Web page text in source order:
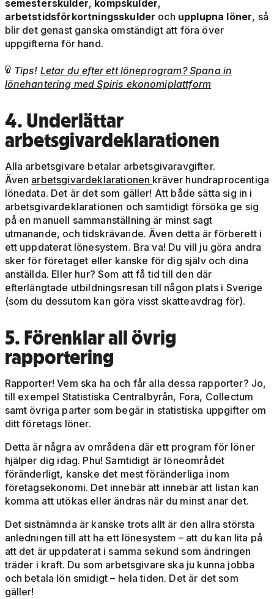
semesterskulder, kompskulder,
arbetstidsförkortningsskulder och upplupna löner, så
blir det genast ganska omständigt att föra över
uppgifterna för hand.
 Tips! Letar du efter ett löneprogram? Spana in
lönehantering med Spiris ekonomiplattform
4. Underlättar
arbetsgivardeklarationen
Alla arbetsgivare betalar arbetsgivaravgifter.
Även arbetsgivardeklarationen kräver hundraprocentiga
lönedata. Det är det som gäller! Att både sätta sig in i
arbetsgivardeklarationen och samtidigt försöka ge sig
på en manuell sammanställning är minst sagt
utmanande, och tidskrävande. Även detta är förberett i
ett uppdaterat lönesystem. Bra va! Du vill ju göra andra
sker för företaget eller kanske för dig själv och dina
anställda. Eller hur? Som att få tid till den där
efterlängtade utbildningsresan till någon plats i Sverige
(som du dessutom kan göra visst skatteavdrag för).
5. Förenklar all övrig
rapportering
Rapporter! Vem ska ha och får alla dessa rapporter? Jo,
till exempel Statistiska Centralbyrån, Fora, Collectum
samt övriga parter som begär in statistiska uppgifter om
ditt företags löner.
Detta är några av områdena där ett program för löner
hjälper dig idag. Phu! Samtidigt är löneområdet
föränderligt, kanske det mest föränderliga inom
företagsekonomi. Det innebär att innebär att listan kan
komma att utökas eller ändras när du minst anar det.
Det sistnämnda är kanske trots allt är den allra största
anledningen till att ha ett lönesystem – att du kan lita på
att det är uppdaterat i samma sekund som ändringen
träder i kraft. Du som arbetsgivare ska ju kunna jobba
och betala lön smidigt – hela tiden. Det är det som
gäller!